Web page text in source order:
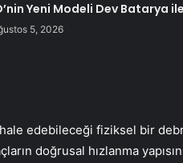
Yeni Modeli Dev Batarya
5, 2026
edebileceği fiziksel bir
doğrusal hızlanma